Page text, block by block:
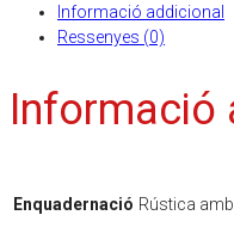
Informació addicional
Ressenyes (0)
Informació
Enquadernació Rústica